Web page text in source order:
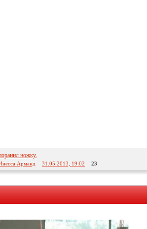
ножку.
Арманд 31.05.2013, 19:02 23